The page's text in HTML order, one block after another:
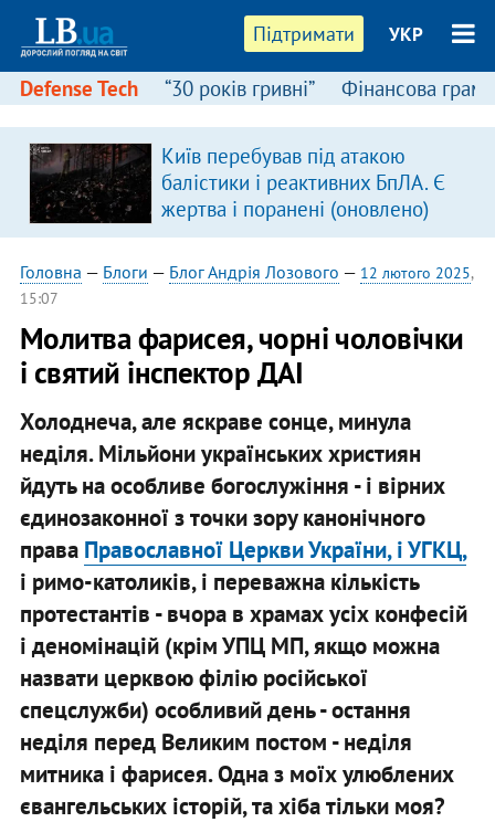
Підтримати УКР
Defense Tech “30 років гривні” Фінансова
Київ перебував під атакою
балістики і реактивних БпЛА. Є
жертва і поранені (оновлено)
Головна — Блоги — Блог Андрія Лозового — 12 лютого 2025,
15:07
Молитва фарисея, чорні чоловічки
і святий інспектор ДАІ
Холоднеча, але яскраве сонце, минула
неділя. Мільйони українських християн
йдуть на особливе богослужіння - і вірних
єдинозаконної з точки зору канонічного
права Православної Церкви України, і УГКЦ,
і римо-католиків, і переважна кількість
протестантів - вчора в храмах усіх конфесій
і деномінацій (крім УПЦ МП, якщо можна
назвати церквою філію російської
спецслужби) особливий день - остання
неділя перед Великим постом - неділя
митника і фарисея. Одна з моїх улюблених
євангельських історій, та хіба тільки моя?